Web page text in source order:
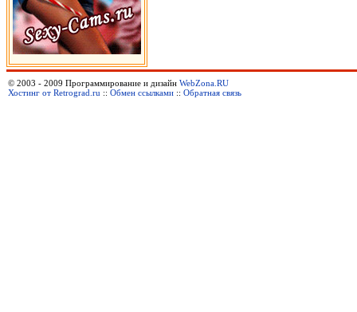
© 2003 - 2009 Программирование и дизайн WebZona.RU
Хостинг от Retrograd.ru :: Обмен ссылками :: Обратная связь